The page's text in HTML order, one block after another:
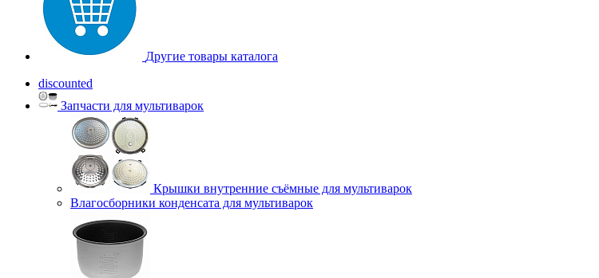
Другие товары каталога
discounted
Запчасти для мультиварок
Крышки внутренние съёмные для мультиварок
Влагосборники конденсата для мультиварок